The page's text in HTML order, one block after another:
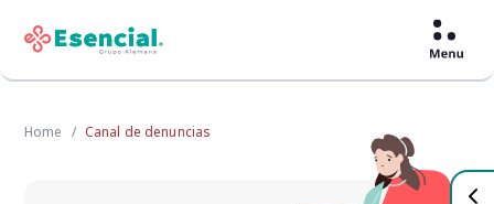
Home Canal de denuncias